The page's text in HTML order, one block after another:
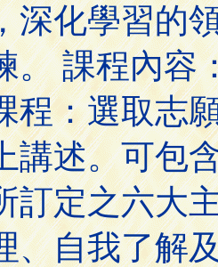
深化學習的
。 課程內容
程：選取志
講述。可包
訂定之六大
、自我了解